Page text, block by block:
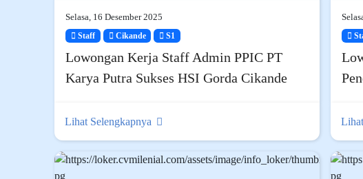
Selasa, 16 Desember 2025
Staff Cikande S1
Lowongan Kerja Staff Admin PPIC PT
Karya Putra Sukses HSI Gorda Cikande
Lihat Selengkapnya